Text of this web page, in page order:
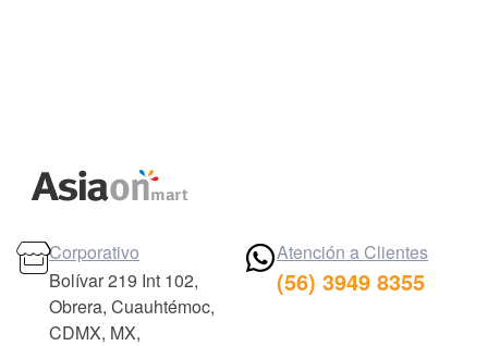
Corporativo
Bolívar 219 Int 102,
Obrera, Cuauhtémoc,
CDMX, MX,
Atención a Clientes
(56) 3949 8355